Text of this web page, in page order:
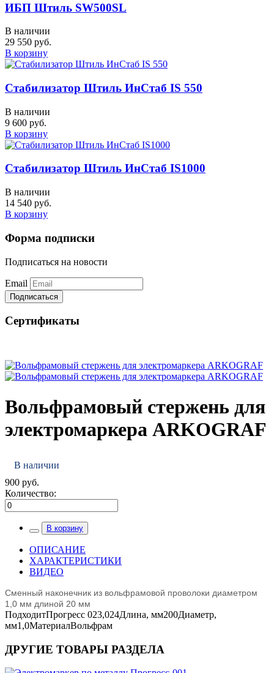
ИБП Штиль SW500SL
В наличии
29 550 руб.
В корзину
Стабилизатор Штиль ИнСтаб IS 550
В наличии
9 600 руб.
В корзину
Стабилизатор Штиль ИнСтаб IS1000
В наличии
14 540 руб.
В корзину
Форма подписки
Подписаться на новости
Email
Cертификаты
Вольфрамовый стержень для
электромаркера ARKOGRAF
В наличии
900 руб.
Количество:
В корзину
ОПИСАНИЕ
ХАРАКТЕРИСТИКИ
ВИДЕО
Сменный наконечник из вольфрамовой проволоки диаметром
1,0 мм длиной 20 мм
ПодходитПрогресс 023,024Длина, мм200Диаметр,
мм1,0МатериалВольфрам
ДРУГИЕ ТОВАРЫ РАЗДЕЛА